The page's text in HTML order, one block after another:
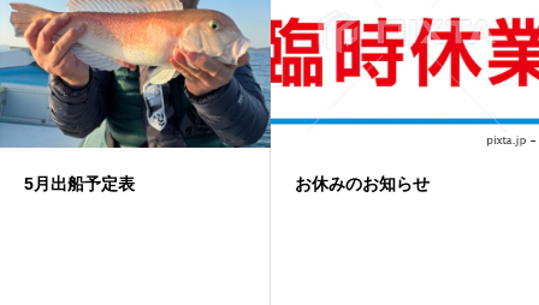
お休みのお知らせ 29日(日)釣果 ノ